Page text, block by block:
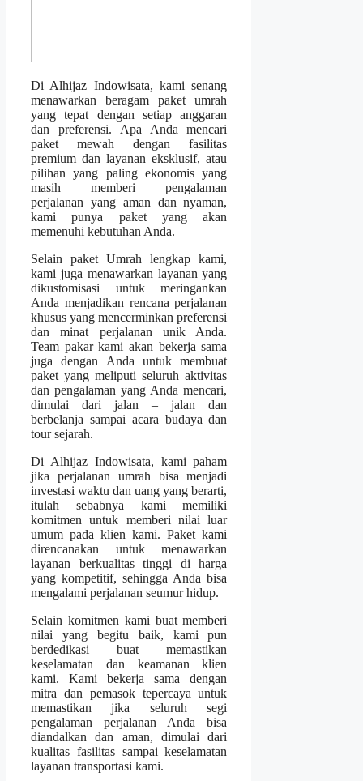
Di Alhijaz Indowisata, kami senang
menawarkan beragam paket umrah
yang tepat dengan setiap anggaran
dan preferensi. Apa Anda mencari
paket mewah dengan fasilitas
premium dan layanan eksklusif, atau
pilihan yang paling ekonomis yang
masih memberi pengalaman
perjalanan yang aman dan nyaman,
kami punya paket yang akan
memenuhi kebutuhan Anda.
Selain paket Umrah lengkap kami,
kami juga menawarkan layanan yang
dikustomisasi untuk meringankan
Anda menjadikan rencana perjalanan
khusus yang mencerminkan preferensi
dan minat perjalanan unik Anda.
Team pakar kami akan bekerja sama
juga dengan Anda untuk membuat
paket yang meliputi seluruh aktivitas
dan pengalaman yang Anda mencari,
dimulai dari jalan – jalan dan
berbelanja sampai acara budaya dan
tour sejarah.
Di Alhijaz Indowisata, kami paham
jika perjalanan umrah bisa menjadi
investasi waktu dan uang yang berarti,
itulah sebabnya kami memiliki
komitmen untuk memberi nilai luar
umum pada klien kami. Paket kami
direncanakan untuk menawarkan
layanan berkualitas tinggi di harga
yang kompetitif, sehingga Anda bisa
mengalami perjalanan seumur hidup.
Selain komitmen kami buat memberi
nilai yang begitu baik, kami pun
berdedikasi buat memastikan
keselamatan dan keamanan klien
kami. Kami bekerja sama dengan
mitra dan pemasok tepercaya untuk
memastikan jika seluruh segi
pengalaman perjalanan Anda bisa
diandalkan dan aman, dimulai dari
kualitas fasilitas sampai keselamatan
layanan transportasi kami.